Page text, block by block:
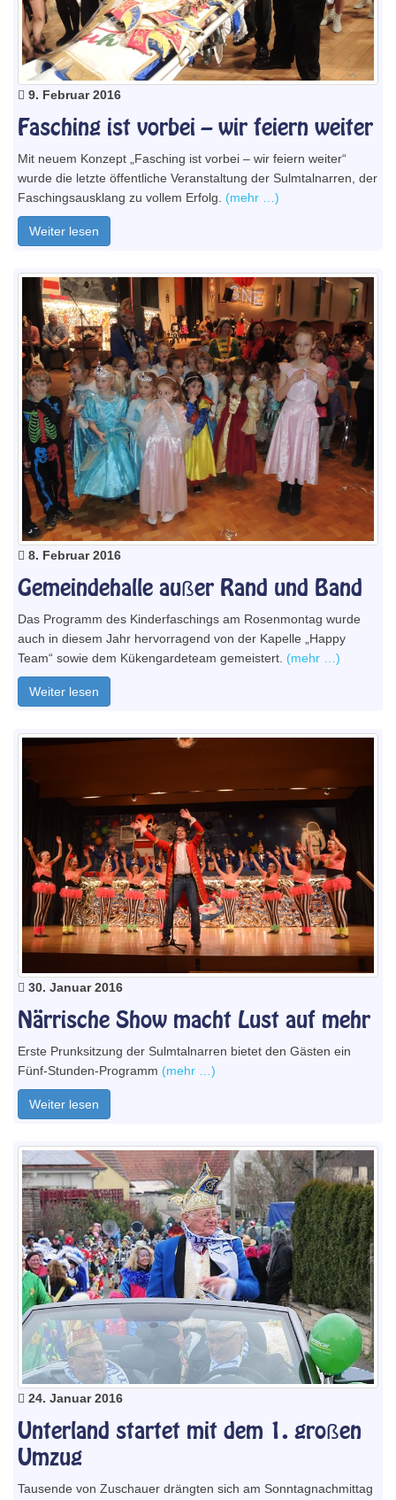
9. Februar 2016
Fasching ist vorbei – wir feiern weiter
Mit neuem Konzept „Fasching ist vorbei – wir feiern weiter“
wurde die letzte öffentliche Veranstaltung der Sulmtalnarren, der
Faschingsausklang zu vollem Erfolg. (mehr …)
Weiter lesen
8. Februar 2016
Gemeindehalle außer Rand und Band
Das Programm des Kinderfaschings am Rosenmontag wurde
auch in diesem Jahr hervorragend von der Kapelle „Happy
Team“ sowie dem Kükengardeteam gemeistert. (mehr …)
Weiter lesen
30. Januar 2016
Närrische Show macht Lust auf mehr
Erste Prunksitzung der Sulmtalnarren bietet den Gästen ein
Fünf-Stunden-Programm (mehr …)
Weiter lesen
24. Januar 2016
Unterland startet mit dem 1. großen
Umzug
Tausende von Zuschauer drängten sich am Sonntagnachmittag